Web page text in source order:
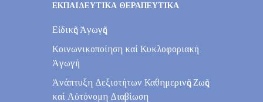
ΕΚΠΑΙΔΕΥΤΙΚΑ ΘΕΡΑΠΕΥΤΙΚΑ
Εἰδικῆς Ἀγωγῆς
Κοινωνικοποίηση καί Κυκλοφοριακή
Ἀγωγή
Ἀνάπτυξη Δεξιοτήτων Καθημερινῆς Ζωῆς
καί Αὐτόνομη Διαβίωση